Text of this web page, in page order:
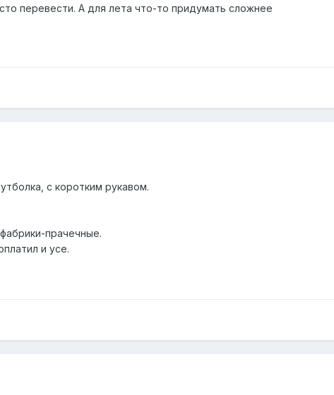
перевести. А для лета что-то придумать сложнее
с коротким рукавом.
прачечные.
и усе.